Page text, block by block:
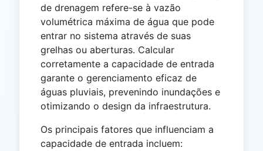
de drenagem refere-se à vazão
volumétrica máxima de água que pode
entrar no sistema através de suas
grelhas ou aberturas. Calcular
corretamente a capacidade de entrada
garante o gerenciamento eficaz de
águas pluviais, prevenindo inundações e
otimizando o design da infraestrutura.
Os principais fatores que influenciam a
capacidade de entrada incluem: